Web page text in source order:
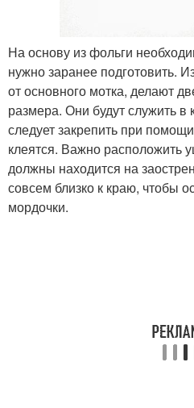
На основу из фольги
нужно заранее подготовить.
от основного мотка, делают
размера. Они будут служить в
следует закрепить при
клеятся. Важно расположить
должны находится на
совсем близко к краю, чтобы
мордочки.